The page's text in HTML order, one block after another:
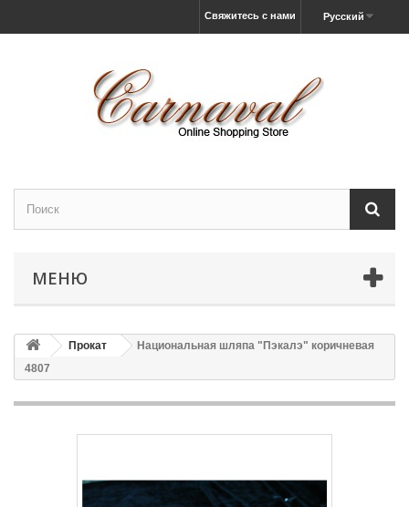
Русский
Свяжитесь с нами
МЕНЮ
Прокат
Национальная шляпа "Пэкалэ" коричневая
4807